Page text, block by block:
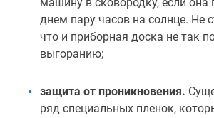
днем пару часов на солнце. Не
что и приборная доска не так
выгоранию;
защита от проникновения.
ряд специальных пленок,